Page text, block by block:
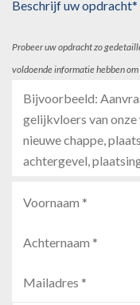
Beschrijf uw opdracht*
Probeer uw opdracht zo
voldoende informatie hebben om